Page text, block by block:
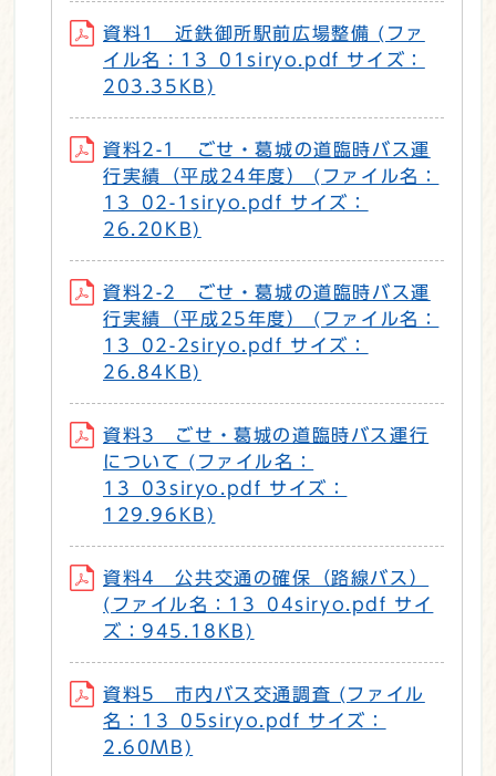
資料1 近鉄御所駅前広場整備 (ファ
イル名：13_01siryo.pdf サイズ：
203.35KB)
資料2-1 ごせ・葛城の道臨時バス運
行実績（平成24年度） (ファイル名：
13_02-1siryo.pdf サイズ：
26.20KB)
資料2-2 ごせ・葛城の道臨時バス運
行実績（平成25年度） (ファイル名：
13_02-2siryo.pdf サイズ：
26.84KB)
資料3 ごせ・葛城の道臨時バス運行
について (ファイル名：
13_03siryo.pdf サイズ：
129.96KB)
資料4 公共交通の確保（路線バス）
(ファイル名：13_04siryo.pdf サイ
ズ：945.18KB)
資料5 市内バス交通調査 (ファイル
名：13_05siryo.pdf サイズ：
2.60MB)